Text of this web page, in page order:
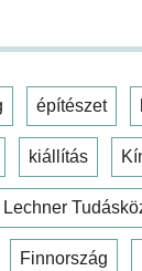
építészet
kiállítás
Lechner
Finnország